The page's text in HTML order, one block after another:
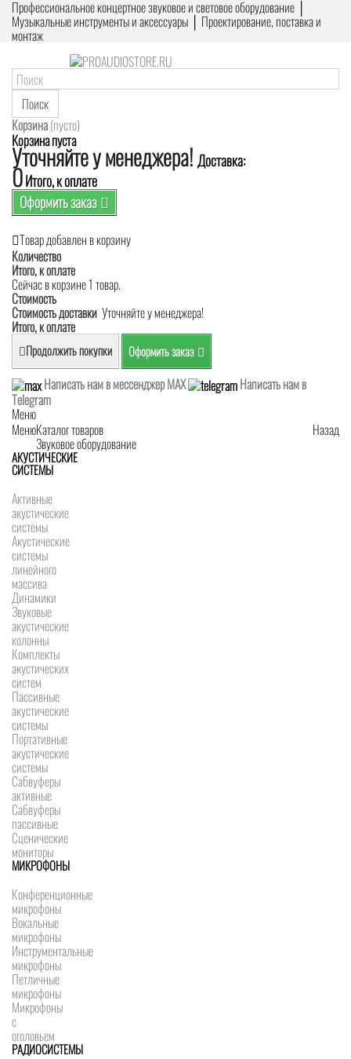
Профессиональное концертное звуковое и световое оборудование │
Музыкальные инструменты и аксессуары │ Проектирование, поставка и
монтаж
Поиск
Корзина(пусто)
Корзина пуста
Уточняйте у менеджера! Доставка:
0Итого, к оплате
Оформить заказ
Товар добавлен в корзину
Количество
Итого, к оплате
Сейчас в корзине 1 товар.
Стоимость
Стоимость доставки Уточняйте у менеджера!
Итого, к оплате
Продолжить покупки Оформить заказ
Написать нам в мессенджер MAX
Написать нам в
Telegram
Меню
Меню
Назад
Каталог товаров
Звуковое оборудование
АКУСТИЧЕСКИЕ
СИСТЕМЫ
Активные
акустические
системы
Акустические
системы
линейного
массива
Динамики
Звуковые
акустические
колонны
Комплекты
акустических
систем
Пассивные
акустические
системы
Портативные
акустические
системы
Сабвуферы
активные
Сабвуферы
пассивные
Сценические
мониторы
МИКРОФОНЫ
Конференционные
микрофоны
Вокальные
микрофоны
Инструментальные
микрофоны
Петличные
микрофоны
Микрофоны
с
оголовьем
РАДИОСИСТЕМЫ